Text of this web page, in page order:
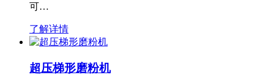
可…
了解详情
超压梯形磨粉机